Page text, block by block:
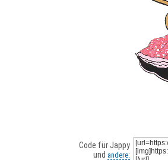
Code für Jappy
und andere: